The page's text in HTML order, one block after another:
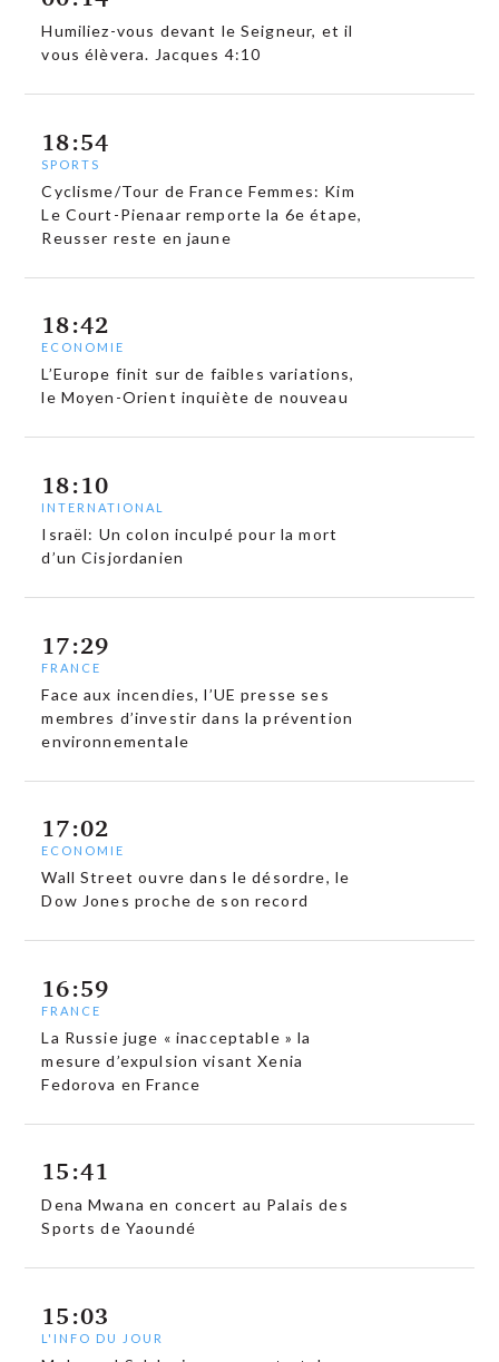
Humiliez-vous devant le Seigneur, et il
vous élèvera. Jacques 4:10
18:54
SPORTS
Cyclisme/Tour de France Femmes: Kim
Le Court-Pienaar remporte la 6e étape,
Reusser reste en jaune
18:42
ECONOMIE
L’Europe finit sur de faibles variations,
le Moyen-Orient inquiète de nouveau
18:10
INTERNATIONAL
Israël: Un colon inculpé pour la mort
d’un Cisjordanien
17:29
FRANCE
Face aux incendies, l’UE presse ses
membres d’investir dans la prévention
environnementale
17:02
ECONOMIE
Wall Street ouvre dans le désordre, le
Dow Jones proche de son record
16:59
FRANCE
La Russie juge « inacceptable » la
mesure d’expulsion visant Xenia
Fedorova en France
15:41
Dena Mwana en concert au Palais des
Sports de Yaoundé
15:03
L'INFO DU JOUR